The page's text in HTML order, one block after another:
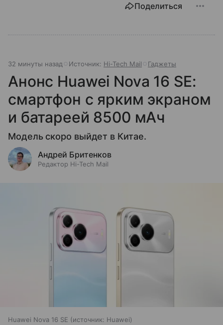
Поделиться
32 минуты назад Источник: Hi-Tech Mail Гаджеты
Анонс Huawei Nova 16 SE:
смартфон с ярким экраном
и батареей 8500 мАч
Модель скоро выйдет в Китае.
Андрей Бритенков
Редактор Hi-Tech Mail
Huawei Nova 16 SE источник: Huawei